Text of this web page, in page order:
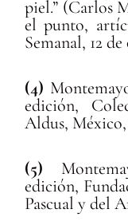
piel.” (Carlos
el punto,
Semanal, 12
(4)
edición,
Aldus, México,
(5)
edición,
Pascual y del